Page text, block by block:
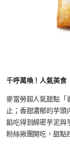
千呼萬喚！人氣美食
麥當勞超人氣甜點「
止；香甜濃郁的芋頭
餡吃得到綿密芋泥與
粉絲揪團開吃，甜點